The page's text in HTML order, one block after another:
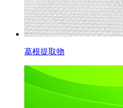
葛根提取物